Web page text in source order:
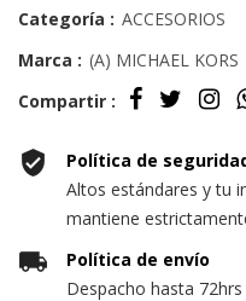
Categoría : ACCESORIOS
Marca : (A) MICHAEL KORS
Compartir :
Política de
Altos estándares y tu
mantiene
Política de envío
Despacho hasta